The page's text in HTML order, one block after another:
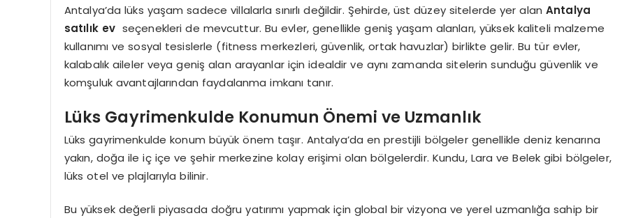
Antalya’da lüks yaşam sadece villalarla sınırlı değildir. Şehirde, üst düzey sitelerde yer alan Antalya
satılık ev seçenekleri de mevcuttur. Bu evler, genellikle geniş yaşam alanları, yüksek kaliteli malzeme
kullanımı ve sosyal tesislerle (fitness merkezleri, güvenlik, ortak havuzlar) birlikte gelir. Bu tür evler,
kalabalık aileler veya geniş alan arayanlar için idealdir ve aynı zamanda sitelerin sunduğu güvenlik ve
komşuluk avantajlarından faydalanma imkanı tanır.
Lüks Gayrimenkulde Konumun Önemi ve Uzmanlık
Lüks gayrimenkulde konum büyük önem taşır. Antalya’da en prestijli bölgeler genellikle deniz kenarına
yakın, doğa ile iç içe ve şehir merkezine kolay erişimi olan bölgelerdir. Kundu, Lara ve Belek gibi bölgeler,
lüks otel ve plajlarıyla bilinir.
Bu yüksek değerli piyasada doğru yatırımı yapmak için global bir vizyona ve yerel uzmanlığa sahip bir